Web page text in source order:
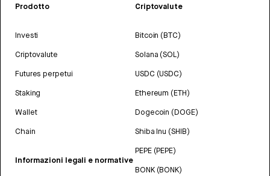
Prodotto
Investi
Criptovalute
Futures perpetui
Staking
Wallet
Chain
Informazioni legali e normative
Criptovalute
Bitcoin (BTC)
Solana (SOL)
USDC (USDC)
Ethereum (ETH)
Dogecoin (DOGE)
Shiba Inu (SHIB)
PEPE (PEPE)
BONK (BONK)